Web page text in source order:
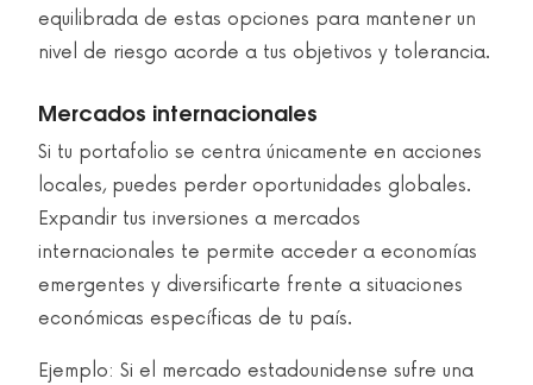
equilibrada de estas opciones para mantener un
nivel de riesgo acorde a tus objetivos y tolerancia.
Mercados internacionales
Si tu portafolio se centra únicamente en acciones
locales, puedes perder oportunidades globales.
Expandir tus inversiones a mercados
internacionales te permite acceder a economías
emergentes y diversificarte frente a situaciones
económicas específicas de tu país.
Ejemplo: Si el mercado estadounidense sufre una